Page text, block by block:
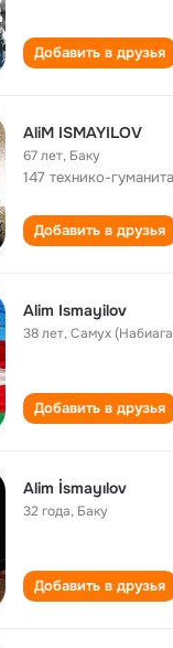
Добавить в друзья
AliM ISMAYILOV
67 лет, Баку
147 технико-
Добавить в друзья
Alim Ismayilov
38 лет,Самух
Добавить в друзья
Alim İsmayılov
32 года, Баку
Добавить в друзья